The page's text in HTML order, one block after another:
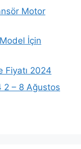
Motor
İçin
Fiyatı 2024
2 – 8 Ağustos